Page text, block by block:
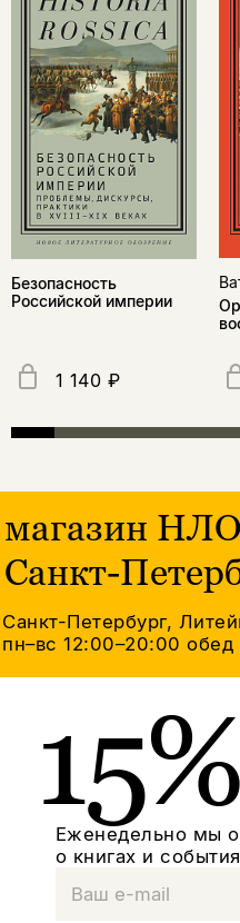
Безопасность
Российской империи
1 140 ₽
магазин
Санкт-
Санкт-Петербург,
пн–вс 12:00–20:00обед
15%
Еженедельно мы
о книгах и